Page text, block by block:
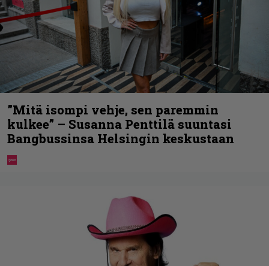
”Mitä isompi vehje, sen paremmin
kulkee” – Susanna Penttilä suuntasi
Bangbussinsa Helsingin keskustaan